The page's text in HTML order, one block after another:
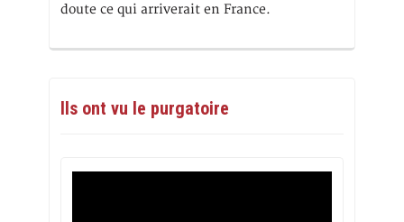
doute ce qui arriverait en France.
Ils ont vu le purgatoire